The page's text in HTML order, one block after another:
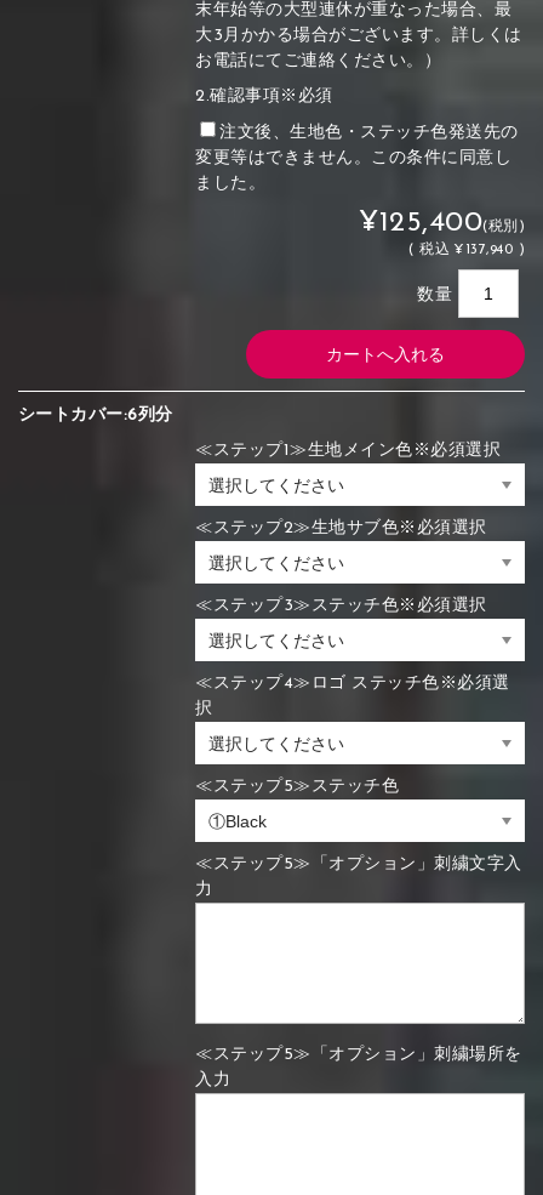
末年始等の大型連休が重なった場合、最
大3月かかる場合がございます。詳しくは
お電話にてご連絡ください。）
2.確認事項※必須
注文後、生地色・ステッチ色発送先の
変更等はできません。この条件に同意し
ました。
¥125,400(税別)
(税込 ¥137,940 )
数量
シートカバー:6列分
≪ステップ1≫生地メイン色※必須選択
≪ステップ2≫生地サブ色※必須選択
≪ステップ3≫ステッチ色※必須選択
≪ステップ4≫ロゴ ステッチ色※必須選
択
≪ステップ5≫ステッチ色
≪ステップ5≫「オプション」刺繍文字入
力
≪ステップ5≫「オプション」刺繍場所を
入力